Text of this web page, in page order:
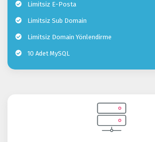
Limitsiz E-Posta
Limitsiz Sub Domain
Limitsiz Domain Yönlendirme
10 Adet MySQL